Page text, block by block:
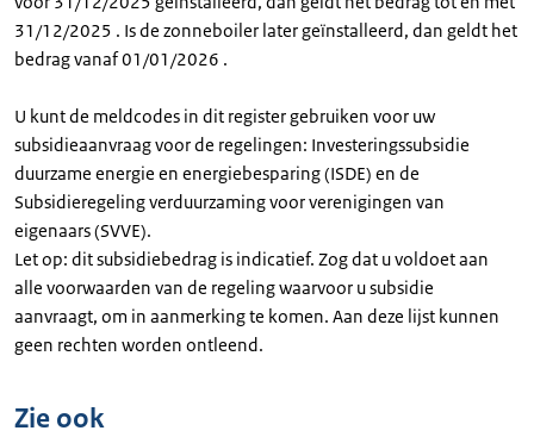
31/12/2025 . Is de zonneboiler later geïnstalleerd, dan geldt het
bedrag vanaf 01/01/2026 .
U kunt de meldcodes in dit register gebruiken voor uw
subsidieaanvraag voor de regelingen: Investeringssubsidie
duurzame energie en energiebesparing (ISDE) en de
Subsidieregeling verduurzaming voor verenigingen van
eigenaars (SVVE).
Let op: dit subsidiebedrag is indicatief. Zog dat u voldoet aan
alle voorwaarden van de regeling waarvoor u subsidie
aanvraagt, om in aanmerking te komen. Aan deze lijst kunnen
geen rechten worden ontleend.
Zie ook